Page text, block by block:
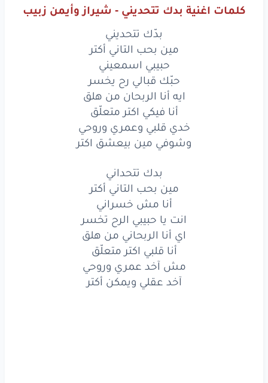
الربحان
فيكياكترمتعلّق
قلبيوعمريوروحي
وشوفيمينبيعشق
بدك تتحداني
بحب
أنامشخسراني
يا حبيبيالرح
أناالربحانيمنهلق
أناقلبي اكتر متعلّق
مشآخدعمري وروحي
كلمات اغنية بدك تتحديني - شيراز وأيمن زبيب
بدّك تتحديني
مين بحب التاني أكتر
حبيبي اسمعيني
حبّك قبالي رح يخسر
ايه أنا الربحان من هلق
أنا فيكي اكتر متعلّق
خدي قلبي وعمري وروحي
وشوفي مين بيعشق اكتر
بدك تتحداني
مين بحب التاني أكتر
أنا مش خسراني
انت يا حبيبي الرح تخسر
اي أنا الربحاني من هلق
أنا قلبي اكتر متعلّق
مش آخد عمري وروحي
آخد عقلي ويمكن أكتر